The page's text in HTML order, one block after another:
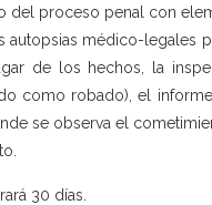
del proceso penal con
autopsias médico-legales
de los hechos, la
como robado), el
se observa el
30 días.